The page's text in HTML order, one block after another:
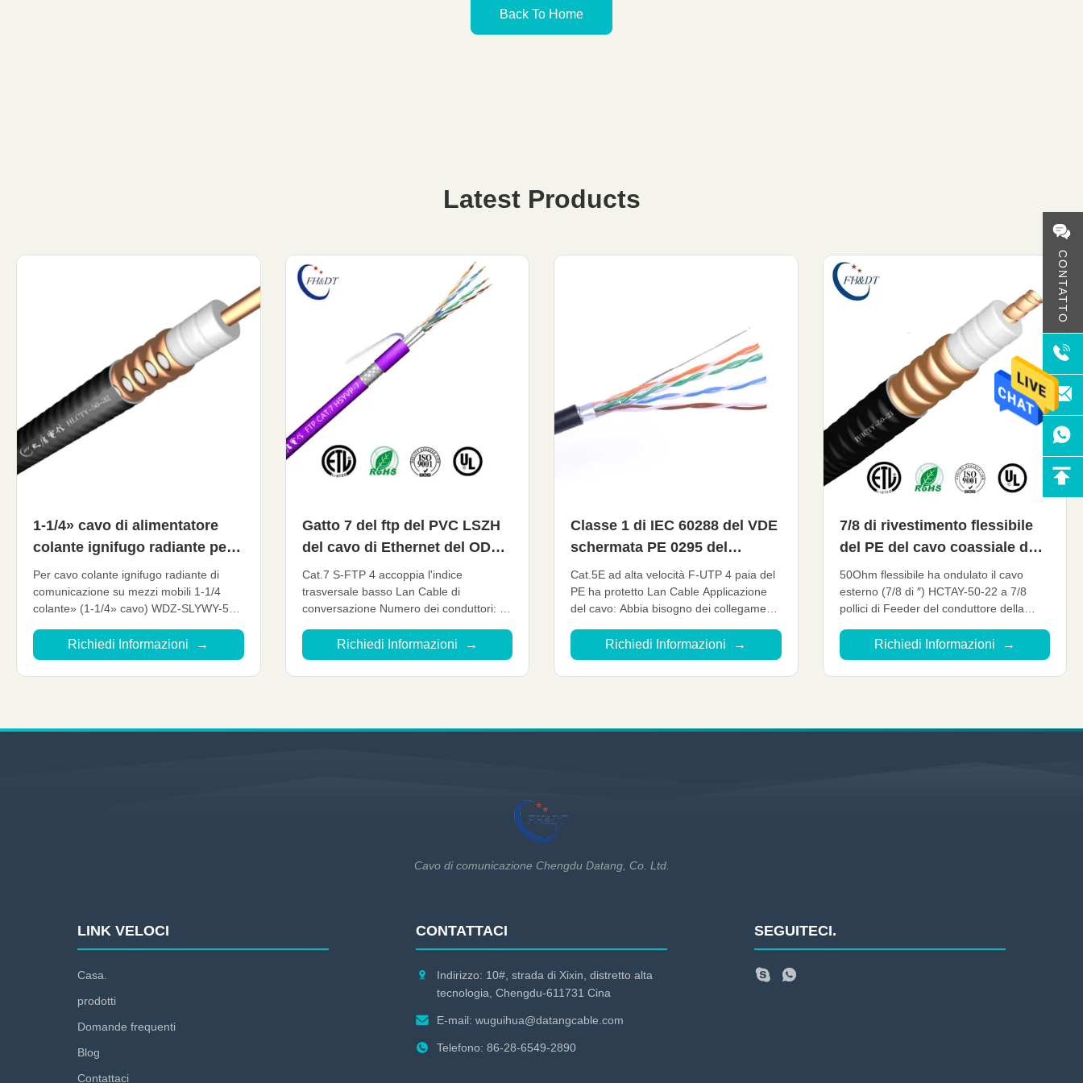
CONTATTO
Back To Home
Latest Products
1-1/4» cavo di alimentatore
colante ignifugo radiante per
la comunicazione ferroviaria
Per cavo colante ignifugo radiante di
comunicazione su mezzi mobili 1-1/4
colante» (1-1/4» cavo) WDZ-SLYWY-50-
rapido: Dielettrico spumato del polietilene
colante I cavi coassiali risolvono senza fili
Problemi di comunicazione nelle aree
Richiedi Informazioni →
Gatto 7 del ftp del PVC LSZH
del cavo di Ethernet del ODM
Cat7 dell'OEM per la
telecomunicazione
Cat.7 S-FTP 4 accoppia l'indice
trasversale basso Lan Cable di
conversazione Numero dei conduttori: 8
di cablaggio/di telecomunicazione
Colore: Su misura Materiale del
rivestimento: PVC&LSZH Conduttore
Richiedi Informazioni →
Classe 1 di IEC 60288 del VDE
schermata PE 0295 del
rivestimento Cat5E F UTP Lan
Cable di LLDPE
Cat.5E ad alta velocità F-UTP 4 paia del
PE ha protetto Lan Cable Applicazione
del cavo: Abbia bisogno dei collegamenti
interferenza anti-elettromagnetica,
collegamenti dell'interno di lan Il cavo
all'aperto della rete può essere usato per
Richiedi Informazioni →
7/8 di rivestimento flessibile
del PE del cavo coassiale del
″ ODM dell'OEM del cavo
coassiale da 50 ohm
50Ohm flessibile ha ondulato il cavo
esterno (7/8 di ″) HCTAY-50-22 a 7/8
pollici di Feeder del conduttore della
Attenuazione bassa VSWR basso, Alta
espansione Valutazione di alto potere
Prestazione ambientale eccellente
Richiedi Informazioni →
Cavo di comunicazione Chengdu Datang, Co. Ltd.
LINK VELOCI
Casa.
prodotti
Domande frequenti
Blog
Contattaci
CONTATTACI
Indirizzo: 10#, strada di Xixin, distretto alta
tecnologia, Chengdu-611731 Cina
E-mail: wuguihua@datangcable.com
Telefono: 86-28-6549-2890
SEGUITECI.